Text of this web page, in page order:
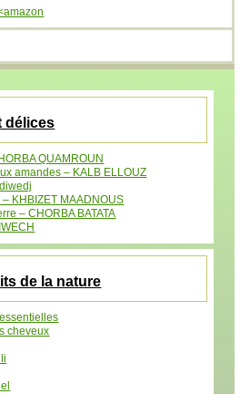
délices
QUAMROUN
amandes – KALB ELLOUZ
KHBIZET MAADNOUS
– CHORBA BATATA
de la nature
cheveux